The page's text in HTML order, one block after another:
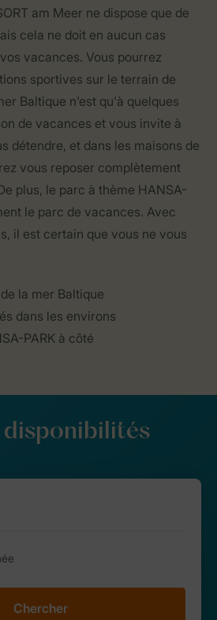
am Meer ne dispose que de
cela ne doit en aucun cas
vacances. Vous pourrez
sportives sur le terrain de
Baltique n'est qu'à quelques
de vacances et vous invite à
détendre, et dans les maisons de
vous reposer complètement
plus, le parc à thème HANSA-
le parc de vacances. Avec
il est certain que vous ne vous
la mer Baltique
dans les environs
PARK à côté
disponibilités
Chercher